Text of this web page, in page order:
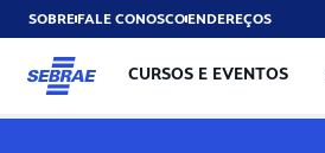
SOBREFALE CONOSCOENDEREÇOS
CURSOS E EVENTOS